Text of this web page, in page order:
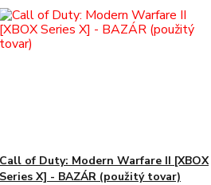
Call of Duty: Modern Warfare II [XBOX
Series X] - BAZÁR (použitý tovar)